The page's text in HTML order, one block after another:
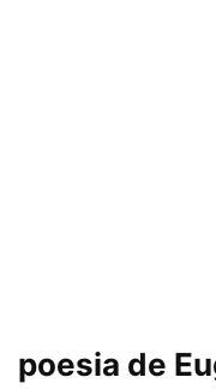
poesia de